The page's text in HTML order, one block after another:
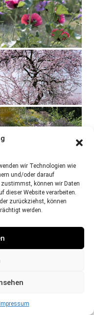
wir Technologien wie
und/oder darauf
können wir Daten
dieser Website verarbeiten.
zurückziehst, können
werden.
Impressum